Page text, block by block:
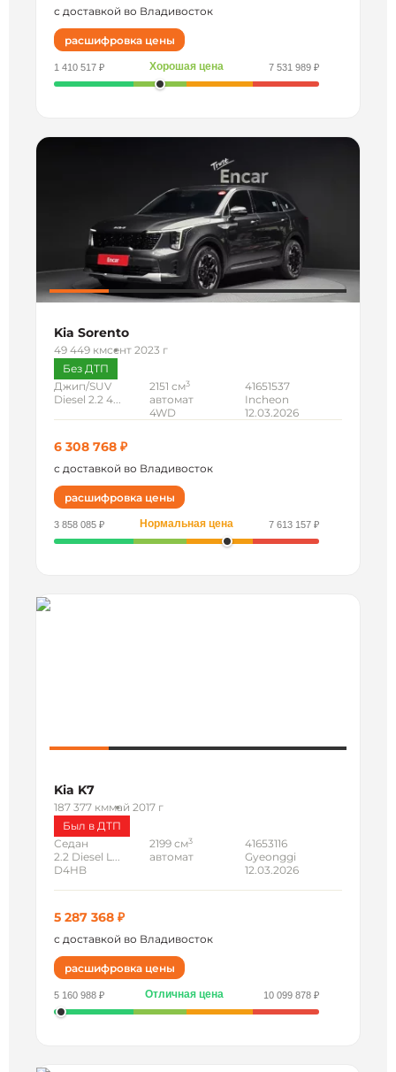
с доставкой во Владивосток
расшифровка цены
1 410 517 ₽ Хорошая цена 7 531 989 ₽
Kia Sorento
49 449 кмсент 2023 г
Без ДТП
Джип/SUV
Diesel 2.2 4...
2151 см3
автомат
4WD
41651537
Incheon
12.03.2026
6 308 768 ₽
с доставкой во Владивосток
расшифровка цены
3 858 085 ₽ Нормальная цена 7 613 157 ₽
Kia K7
187 377 кммай 2017 г
Был в ДТП
Седан
2.2 Diesel L...
D4HB
2199 см3
автомат
41653116
Gyeonggi
12.03.2026
5 287 368 ₽
с доставкой во Владивосток
расшифровка цены
5 160 988 ₽ Отличная цена 10 099 878 ₽